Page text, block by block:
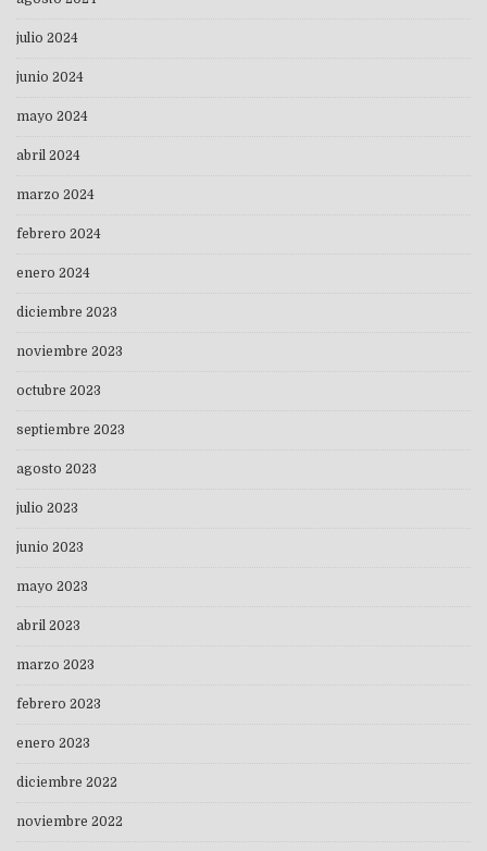
julio 2024
junio 2024
mayo 2024
abril 2024
marzo 2024
febrero 2024
enero 2024
diciembre 2023
noviembre 2023
octubre 2023
septiembre 2023
agosto 2023
julio 2023
junio 2023
mayo 2023
abril 2023
marzo 2023
febrero 2023
enero 2023
diciembre 2022
noviembre 2022